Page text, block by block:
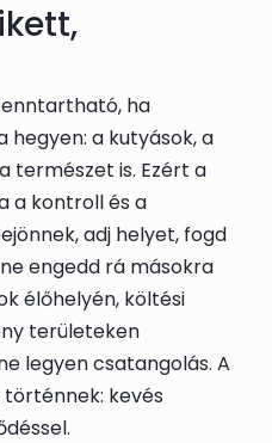
ha
hegyen: a kutyások, a
természet is. Ezért a
a kontroll és a
adj helyet, fogd
engedd rá másokra
élőhelyén, költési
területeken
legyen csatangolás. A
kevés